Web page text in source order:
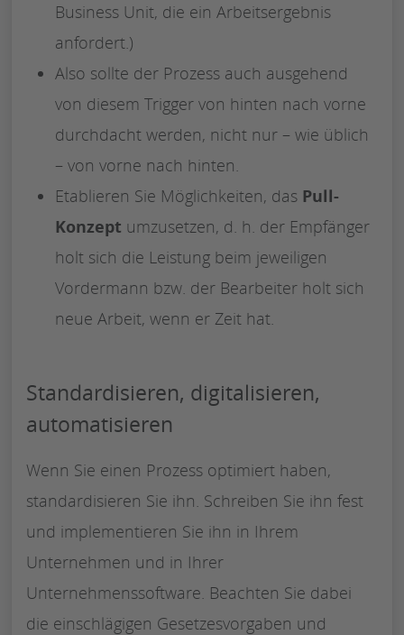
Business Unit, die ein Arbeitsergebnis
anfordert.)
Also sollte der Prozess auch ausgehend
von diesem Trigger von hinten nach vorne
durchdacht werden, nicht nur – wie üblich
– von vorne nach hinten.
Etablieren Sie Möglichkeiten, das Pull-
Konzept umzusetzen, d. h. der Empfänger
holt sich die Leistung beim jeweiligen
Vordermann bzw. der Bearbeiter holt sich
neue Arbeit, wenn er Zeit hat.
Standardisieren, digitalisieren,
automatisieren
Wenn Sie einen Prozess optimiert haben,
standardisieren Sie ihn. Schreiben Sie ihn fest
und implementieren Sie ihn in Ihrem
Unternehmen und in Ihrer
Unternehmenssoftware. Beachten Sie dabei
die einschlägigen Gesetzesvorgaben und